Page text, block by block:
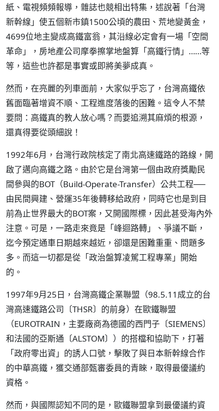
紙、電視頻頻報導，雜誌也競相出特集，述說著「台灣
新幹線」使五個新市鎮1500公頃的農田、荒地變黃金，
4699位地主變成高鐵富翁，其沿線必定會有一場「空間
革命」，房地產公司摩拳擦掌地盤算「高鐵行情」……等
等，這些也許都是事實或即將美夢成真。
然而，在亮麗的列車面前，大家似乎忘了，台灣高鐵依
舊面臨著增資不順、工程進度落後的困難。這令人不禁
要問：高鐵真的教人放心嗎？而要追溯其麻煩的根源，
還真得要從頭細說！
1992年6月，台灣行政院核定了南北高速鐵路的路線，開
啟了邁向高鐵之路。由於它是台灣第一個由政府獎勵民
間參與的BOT（Build-Operate-Transfer）公共工程──
由民間興建、營運35年後轉移給政府，同時它也是到目
前為止世界最大的BOT案，又開國際標，因此甚受海內外
注意。可是，一路走來竟是「峰迴路轉」、爭議不斷，
迄今預定通車日期越來越近，卻還是困難重重、問題多
多。而這一切都是從「政治盤算凌駕工程專業」開始
的。
1997年9月25日，台灣高鐵企業聯盟（98.5.11成立的台
灣高速鐵路公司〔THSR〕的前身）在歐鐵聯盟
（EUROTRAIN，主要廠商為德國的西門子〔SIEMENS〕
和法國的亞斯通〔ALSTOM〕）的搭檔和協助下，打著
「政府零出資」的誘人口號，擊敗了與日本新幹線合作
的中華高鐵，獲交通部甄審委員的青睞，取得最優議約
資格。
然而，與國際認知不同的是，歐鐵聯盟拿到最優議約資